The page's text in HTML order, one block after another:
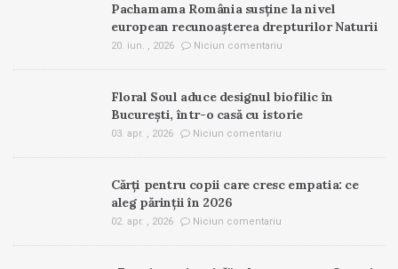
Pachamama România susține la nivel
european recunoașterea drepturilor Naturii
20. iun. , 2026 Niciun comentariu
Floral Soul aduce designul biofilic în
București, într-o casă cu istorie
03. apr. , 2026 Niciun comentariu
Cărți pentru copii care cresc empatia: ce
aleg părinții în 2026
02. apr. , 2026 Niciun comentariu